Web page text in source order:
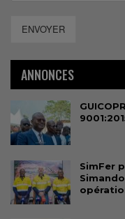
ENVOYER
ANNONCES
SimFer